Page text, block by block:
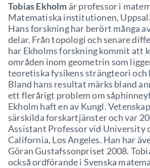
Tobias Ekholm är professor i
Matematiska institutionen,
Hans forskning har berört många
delar. Från topologi och senare
har Ekholms forskning kommit att
områden inom geometrin som
teoretiska fysikens strängteori
Bland hans resultat märks bland
ett flerårigt problem om
Ekholm haft en av Kungl.
särskilda forskartjänster och var
Assistant Professor vid University
California, Los Angeles. Han har
Göran Gustafssonpriset 2008.
också ordförande i Svenska